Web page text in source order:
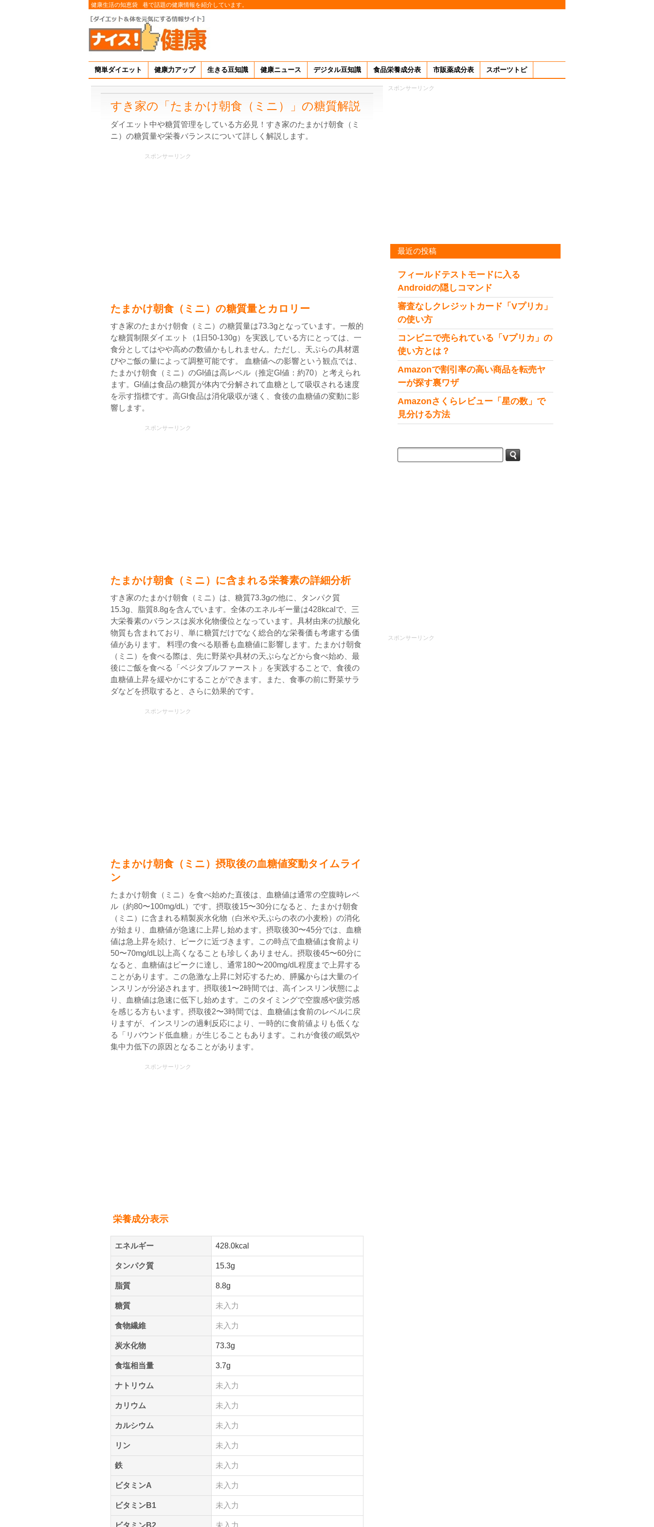
健康生活の知恵袋 巷で話題の健康情報を紹介しています。
簡単ダイエット 健康力アップ 生きる豆知識 健康ニュース デジタル豆知識 食品栄養成分表 市販薬成分表 スポーツトピ
すき家の「たまかけ朝食（ミニ）」の糖質解説
ダイエット中や糖質管理をしている方必見！すき家のたまかけ朝食（ミ
ニ）の糖質量や栄養バランスについて詳しく解説します。
スポンサーリンク
たまかけ朝食（ミニ）の糖質量とカロリー
すき家のたまかけ朝食（ミニ）の糖質量は73.3gとなっています。一般的
な糖質制限ダイエット（1日50-130g）を実践している方にとっては、一
食分としてはやや高めの数値かもしれません。ただし、天ぷらの具材選
びやご飯の量によって調整可能です。 血糖値への影響という観点では、
たまかけ朝食（ミニ）のGI値は高レベル（推定GI値：約70）と考えられ
ます。GI値は食品の糖質が体内で分解されて血糖として吸収される速度
を示す指標です。高GI食品は消化吸収が速く、食後の血糖値の変動に影
響します。
スポンサーリンク
たまかけ朝食（ミニ）に含まれる栄養素の詳細分析
すき家のたまかけ朝食（ミニ）は、糖質73.3gの他に、タンパク質
15.3g、脂質8.8gを含んでいます。全体のエネルギー量は428kcalで、三
大栄養素のバランスは炭水化物優位となっています。具材由来の抗酸化
物質も含まれており、単に糖質だけでなく総合的な栄養価も考慮する価
値があります。 料理の食べる順番も血糖値に影響します。たまかけ朝食
（ミニ）を食べる際は、先に野菜や具材の天ぷらなどから食べ始め、最
後にご飯を食べる「ベジタブルファースト」を実践することで、食後の
血糖値上昇を緩やかにすることができます。また、食事の前に野菜サラ
ダなどを摂取すると、さらに効果的です。
スポンサーリンク
たまかけ朝食（ミニ）摂取後の血糖値変動タイムライ
ン
たまかけ朝食（ミニ）を食べ始めた直後は、血糖値は通常の空腹時レベ
ル（約80〜100mg/dL）です。摂取後15〜30分になると、たまかけ朝食
（ミニ）に含まれる精製炭水化物（白米や天ぷらの衣の小麦粉）の消化
が始まり、血糖値が急速に上昇し始めます。摂取後30〜45分では、血糖
値は急上昇を続け、ピークに近づきます。この時点で血糖値は食前より
50〜70mg/dL以上高くなることも珍しくありません。摂取後45〜60分に
なると、血糖値はピークに達し、通常180〜200mg/dL程度まで上昇する
ことがあります。この急激な上昇に対応するため、膵臓からは大量のイ
ンスリンが分泌されます。摂取後1〜2時間では、高インスリン状態によ
り、血糖値は急速に低下し始めます。このタイミングで空腹感や疲労感
を感じる方もいます。摂取後2〜3時間では、血糖値は食前のレベルに戻
りますが、インスリンの過剰反応により、一時的に食前値よりも低くな
る「リバウンド低血糖」が生じることもあります。これが食後の眠気や
集中力低下の原因となることがあります。
スポンサーリンク
栄養成分表示
エネルギー 428.0kcal
タンパク質 15.3g
脂質 8.8g
糖質 未入力
食物繊維 未入力
炭水化物 73.3g
食塩相当量 3.7g
ナトリウム 未入力
カリウム 未入力
カルシウム 未入力
リン 未入力
鉄 未入力
ビタミンA 未入力
ビタミンB1 未入力
ビタミンB2 未入力
スポンサーリンク
最近の投稿
フィールドテストモードに入る
Androidの隠しコマンド
審査なしクレジットカード「Vプリカ」
の使い方
コンビニで売られている「Vプリカ」の
使い方とは？
Amazonで割引率の高い商品を転売ヤ
ーが探す裏ワザ
Amazonさくらレビュー「星の数」で
見分ける方法
スポンサーリンク